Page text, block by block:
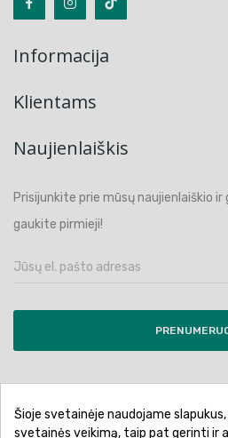
Informacija
Klientams
Naujienlaiškis
Prisijunkite prie mūsų naujienlaiškio
gaukite pirmieji!
Pirkimo sąlygos ir taisyklės
Šioje svetainėje naudojame
svetainės veikimą, taip pat gerinti ir